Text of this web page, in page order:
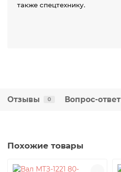
также спецтехнику.
Отзывы 0 Вопрос-ответ
Похожие товары